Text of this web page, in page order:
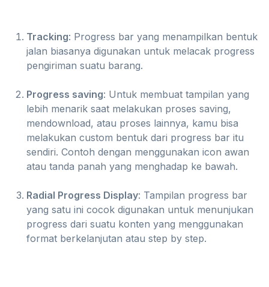
Tracking: Progress bar yang menampilkan bentuk
jalan biasanya digunakan untuk melacak progress
pengiriman suatu barang.
Progress saving: Untuk membuat tampilan yang
lebih menarik saat melakukan proses saving,
mendownload, atau proses lainnya, kamu bisa
melakukan custom bentuk dari progress bar itu
sendiri. Contoh dengan menggunakan icon awan
atau tanda panah yang menghadap ke bawah.
Radial Progress Display: Tampilan progress bar
yang satu ini cocok digunakan untuk menunjukan
progress dari suatu konten yang menggunakan
format berkelanjutan atau step by step.